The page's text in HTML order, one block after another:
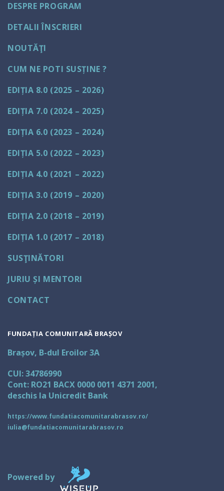
DESPRE PROGRAM
DETALII ÎNSCRIERI
NOUTĂŢI
CUM NE POTI SUSȚINE ?
EDIȚIA 8.0 (2025 – 2026)
EDIȚIA 7.0 (2024 – 2025)
EDIȚIA 6.0 (2023 – 2024)
EDIȚIA 5.0 (2022 – 2023)
EDIȚIA 4.0 (2021 – 2022)
EDIȚIA 3.0 (2019 – 2020)
EDIȚIA 2.0 (2018 – 2019)
EDIȚIA 1.0 (2017 – 2018)
SUSŢINĂTORI
JURIU ȘI MENTORI
CONTACT
FUNDAȚIA COMUNITARĂ BRAȘOV
Brașov, B-dul Eroilor 3A
CUI: 34786990
Cont: RO21 BACX 0000 0011 4371 2001,
deschis la Unicredit Bank
https://www.fundatiacomunitarabrasov.ro/
iulia@fundatiacomunitarabrasov.ro
Powered by